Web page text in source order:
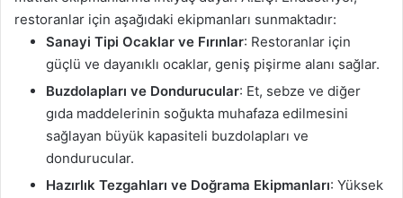
restoranlar için aşağıdaki ekipmanları sunmaktadır:
Sanayi Tipi Ocaklar ve Fırınlar: Restoranlar için
güçlü ve dayanıklı ocaklar, geniş pişirme alanı sağlar.
Buzdolapları ve Dondurucular: Et, sebze ve diğer
gıda maddelerinin soğukta muhafaza edilmesini
sağlayan büyük kapasiteli buzdolapları ve
dondurucular.
Hazırlık Tezgahları ve Doğrama Ekipmanları: Yüksek